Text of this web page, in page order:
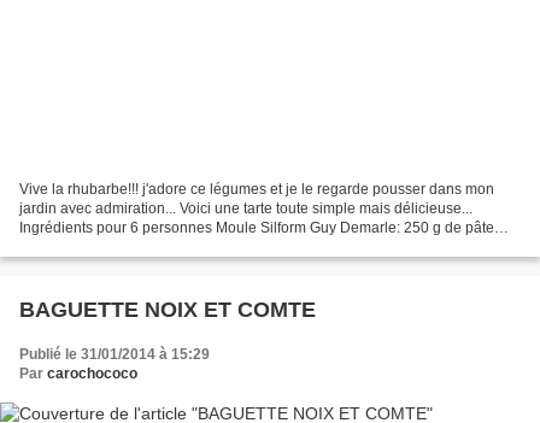
Vive la rhubarbe!!! j'adore ce légumes et je le regarde pousser dans mon
jardin avec admiration... Voici une tarte toute simple mais délicieuse...
Ingrédients pour 6 personnes Moule Silform Guy Demarle: 250 g de pâte
BAGUETTE NOIX ET COMTE
Publié le 31/01/2014 à 15:29
Par carochococo